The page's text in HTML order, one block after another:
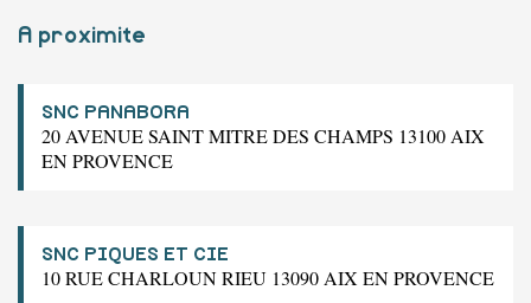
A proximite
SNC PANABORA
20 AVENUE SAINT MITRE DES CHAMPS 13100 AIX
EN PROVENCE
SNC PIQUES ET CIE
10 RUE CHARLOUN RIEU 13090 AIX EN PROVENCE